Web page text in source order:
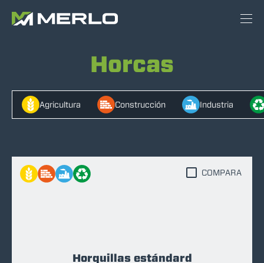
Horcas
Agricultura Construcción Industria
Horquillas estándard
COMPARA